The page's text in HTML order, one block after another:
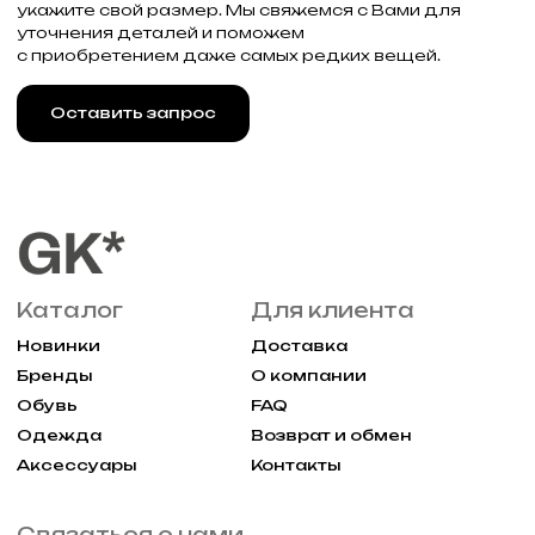
2025 Все права защищены Gklimited
Реквизиты
Политика конфиденциальности
Разработка сайта